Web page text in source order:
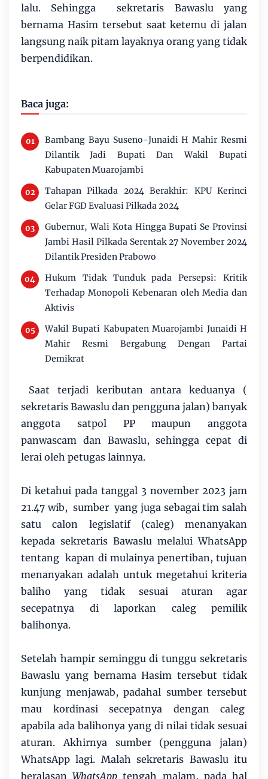
lalu. Sehingga sekretaris Bawaslu yang
bernama Hasim tersebut saat ketemu di jalan
langsung naik pitam layaknya orang yang tidak
berpendidikan.
Baca juga:
Bambang Bayu Suseno-Junaidi H Mahir Resmi
Dilantik Jadi Bupati Dan Wakil Bupati
Kabupaten Muarojambi
Tahapan Pilkada 2024 Berakhir: KPU Kerinci
Gelar FGD Evaluasi Pilkada 2024
Gubernur, Wali Kota Hingga Bupati Se Provinsi
Jambi Hasil Pilkada Serentak 27 November 2024
Dilantik Presiden Prabowo
Hukum Tidak Tunduk pada Persepsi: Kritik
Terhadap Monopoli Kebenaran oleh Media dan
Aktivis
Wakil Bupati Kabupaten Muarojambi Junaidi H
Mahir Resmi Bergabung Dengan Partai
Demikrat
Saat terjadi keributan antara keduanya (
sekretaris Bawaslu dan pengguna jalan) banyak
anggota satpol PP maupun anggota
panwascam dan Bawaslu, sehingga cepat di
lerai oleh petugas lainnya.
Di ketahui pada tanggal 3 november 2023 jam
21.47 wib, sumber yang juga sebagai tim salah
satu calon legislatif (caleg) menanyakan
kepada sekretaris Bawaslu melalui WhatsApp
tentang kapan di mulainya penertiban, tujuan
menanyakan adalah untuk megetahui kriteria
baliho yang tidak sesuai aturan agar
secepatnya di laporkan caleg pemilik
balihonya.
Setelah hampir seminggu di tunggu sekretaris
Bawaslu yang bernama Hasim tersebut tidak
kunjung menjawab, padahal sumber tersebut
mau kordinasi secepatnya dengan caleg
apabila ada balihonya yang di nilai tidak sesuai
aturan. Akhirnya sumber (pengguna jalan)
WhatsApp lagi. Malah sekretaris Bawaslu itu
beralasanWhatsApptengah malam, pada hal